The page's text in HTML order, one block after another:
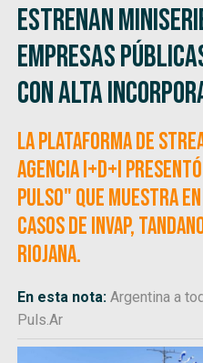
Estrenan
empresas
con alta
La plataforma de
Agencia I+D+i
pulso" que muestra
casos de INVAP,
Riojana.
En esta nota:Argentina a
Puls.Ar